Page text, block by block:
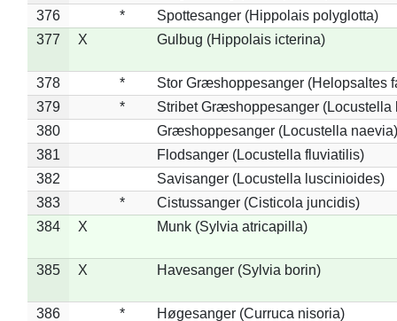
376
*
Spottesanger (Hippolais polyglotta)
377
X Gulbug (Hippolais icterina)
378 *
Stor Græshoppesanger (Helopsaltes
379
*
Stribet Græshoppesanger (Locustella
380
Græshoppesanger (Locustella naevia)
381
Flodsanger (Locustella fluviatilis)
382
Savisanger (Locustella luscinioides)
383
*
Cistussanger (Cisticola juncidis)
384
X Munk (Sylvia atricapilla)
385 X Havesanger (Sylvia borin)
386 *
Høgesanger (Curruca nisoria)